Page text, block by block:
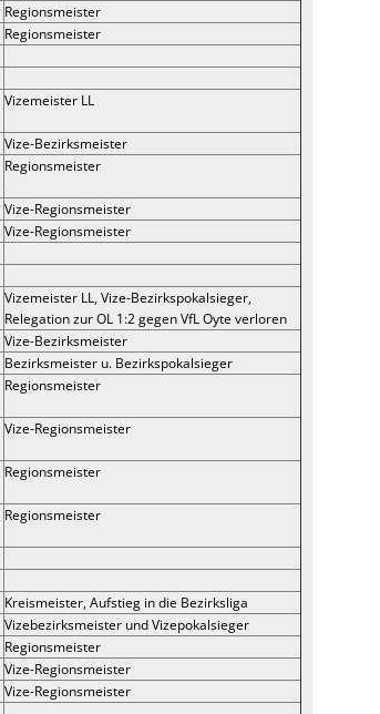
Regionsmeister
Regionsmeister
Vizemeister LL
Vize-Bezirksmeister
Regionsmeister
Vize-Regionsmeister
Vize-Regionsmeister
Vizemeister LL, Vize-Bezirkspokalsieger,
Relegation zur OL 1:2 gegen VfL Oyte verloren
Vize-Bezirksmeister
Bezirksmeister u. Bezirkspokalsieger
Regionsmeister
Vize-Regionsmeister
Regionsmeister
Regionsmeister
Kreismeister, Aufstieg in die Bezirksliga
Vizebezirksmeister und Vizepokalsieger
Regionsmeister
Vize-Regionsmeister
Vize-Regionsmeister